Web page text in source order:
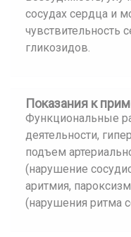
сосудах сердца и
чувствительность
гликозидов.
Показания к
Функциональные
деятельности,
подъем
(нарушение
аритмия,
(нарушения ритма